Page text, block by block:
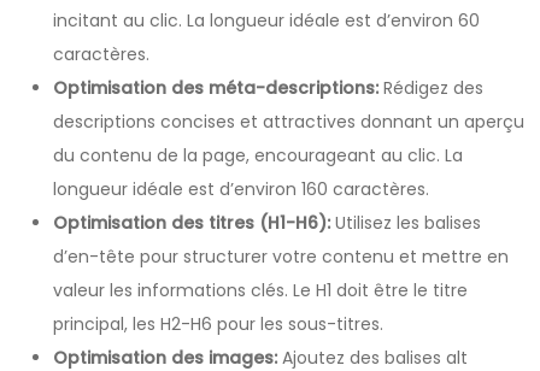
incitant au clic. La longueur idéale est d’environ 60
caractères.
Optimisation des méta-descriptions: Rédigez des
descriptions concises et attractives donnant un aperçu
du contenu de la page, encourageant au clic. La
longueur idéale est d’environ 160 caractères.
Optimisation des titres (H1-H6): Utilisez les balises
d’en-tête pour structurer votre contenu et mettre en
valeur les informations clés. Le H1 doit être le titre
principal, les H2-H6 pour les sous-titres.
Optimisation des images: Ajoutez des balises alt